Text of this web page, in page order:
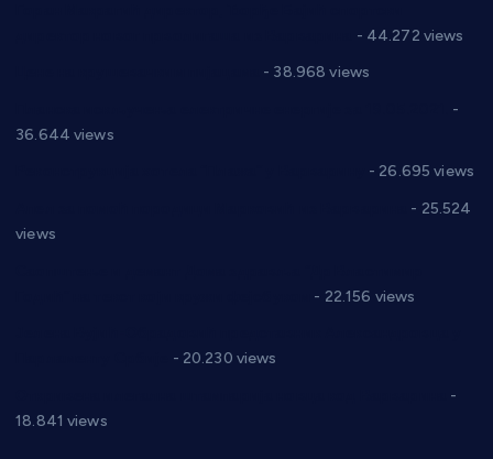
- 44.272 views
- 38.968 views
-
36.644 views
- 26.695 views
- 25.524
views
- 22.156 views
- 20.230 views
-
18.841 views